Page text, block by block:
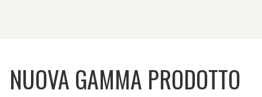
NUOVA GAMMA PRODOTTO